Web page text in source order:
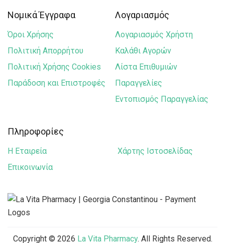
NUK
Power Health
Power of Nature
Solgar
Schulke
Vichy Laboratories
Vitabiotics
Νομικά Έγγραφα
Όροι Χρήσης
Πολιτική Απορρήτου
Πολιτική Χρήσης Cookies
Παράδοση και Επιστροφές
Λογαριασμός
Λογαριασμός Χρήστη
Καλάθι Αγορών
Λίστα Επιθυμιών
Παραγγελίες
Εντοπισμός Παραγγελίας
Πληροφορίες
Η Εταιρεία
Χάρτης Ιστοσελίδας
Επικοινωνία
Copyright © 2026 La Vita Pharmacy. All Rights Reserved.